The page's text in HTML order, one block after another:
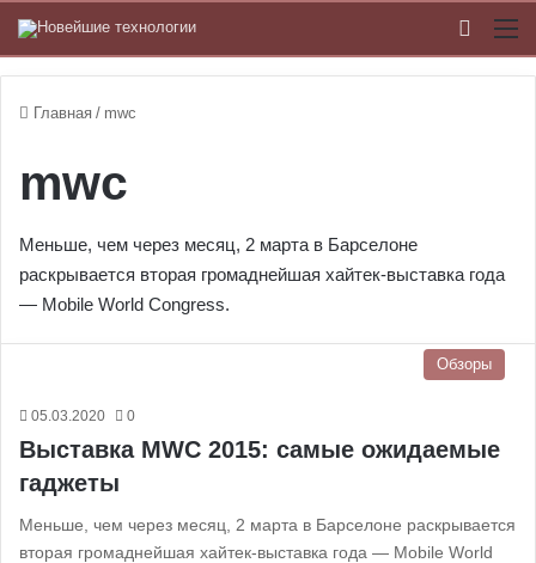
Главная / mwc
mwc
Меньше, чем через месяц, 2 марта в Барселоне
раскрывается вторая громаднейшая хайтек-выставка года
— Mobile World Congress.
Обзоры
05.03.2020 0
Выставка MWC 2015: самые ожидаемые
гаджеты
Меньше, чем через месяц, 2 марта в Барселоне раскрывается
вторая громаднейшая хайтек-выставка года — Mobile World